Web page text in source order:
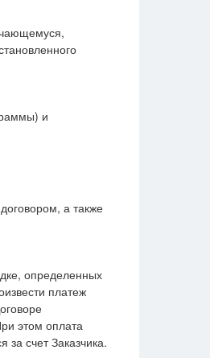
и
а также
определенных
платеж
этом оплата
счет Заказчика.